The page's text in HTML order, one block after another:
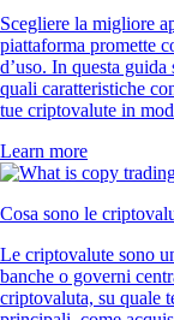
Scegliere la migliore
piattaforma promette
d’uso. In questa
quali caratteristiche
tue criptovalute in
Learn more
Cosa sono le
Le criptovalute sono
banche o governi
criptovaluta, su quale